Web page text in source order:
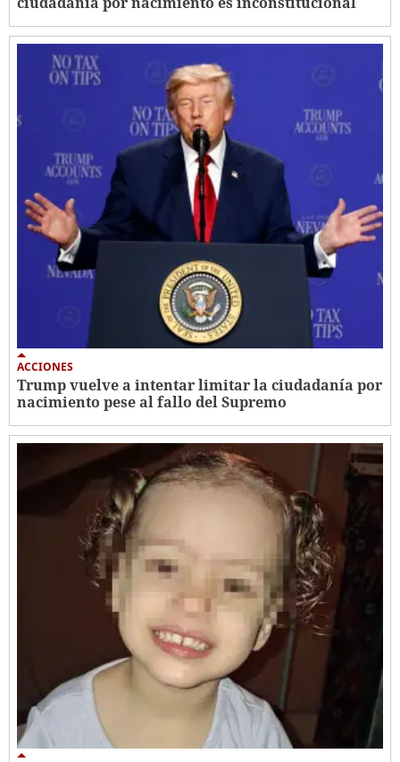
ACCIONES
Trump vuelve a intentar limitar la ciudadanía por
nacimiento pese al fallo del Supremo